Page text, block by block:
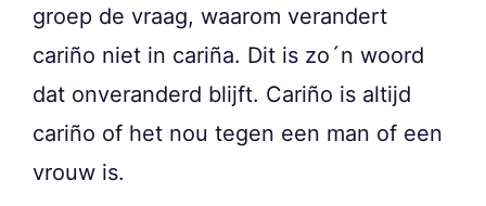
groep de vraag, waarom verandert
cariño niet in cariña. Dit is zo´n woord
dat onveranderd blijft. Cariño is altijd
cariño of het nou tegen een man of een
vrouw is.